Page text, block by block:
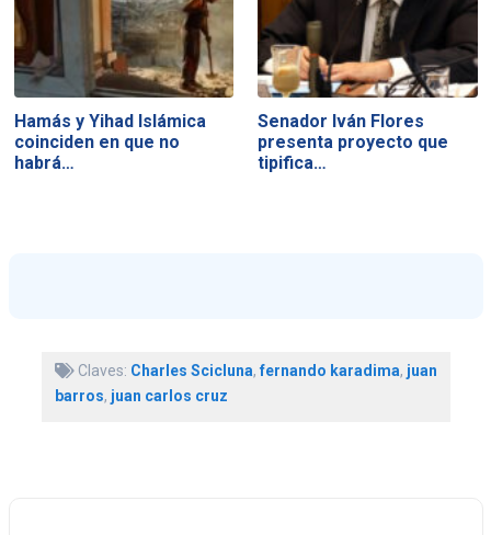
Hamás y Yihad Islámica
coinciden en que no
habrá…
Senador Iván Flores
presenta proyecto que
tipifica…
Claves: Charles Scicluna,fernando karadima, juan
barros, juan carlos cruz